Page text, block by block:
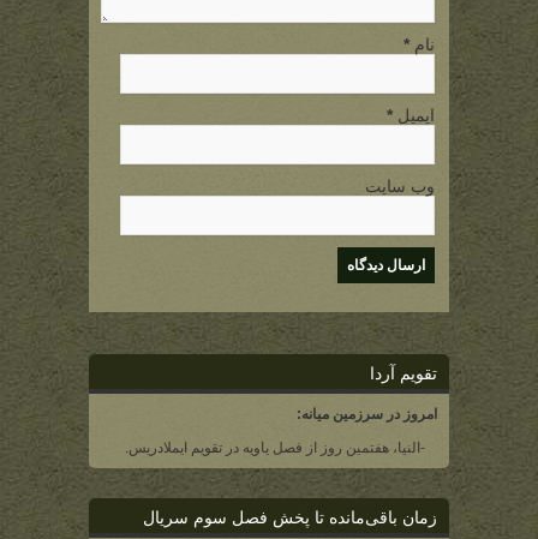
نام *
ایمیل *
وب سایت
تقویم آردا
امروز در سرزمین میانه:
-النیا، هفتمین روز از فصل یاویه در تقویم ایملادریس.
زمان باقی‌مانده تا پخش فصل سوم سریال